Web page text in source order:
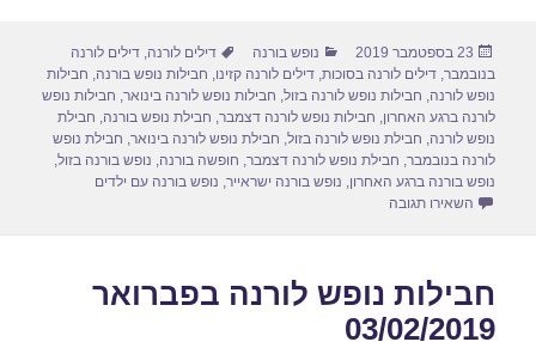
e
b
o
o
k
o
d
o
n
e
פורסם
בתאריך
23 בספטמבר 2019 קטגוריות
נופש בורנה תגיות
דילים לורנה,דילים לורנה
בנובמבר,דילים לורנה בסוכות,דילים לורנה קזינו, חבילות נופש בורנה, חבילות
נופש לורנה, חבילות נופש לורנה בזול, חבילות נופש לורנה בינואר, חבילות נופש
לורנה ברגע האחרון, חבילות נופש לורנה דצמבר, חבילת נופש בורנה, חבילת
נופש לורנה, חבילת נופש לורנה בזול, חבילת נופש לורנה בינואר, חבילת נופש
לורנה בנובמבר, חבילת נופש לורנה דצמבר, חופשה בורנה, נופש בורנה בזול,
נופש בורנה ברגע האחרון, נופש בורנה ישראייר, נופש בורנה עם ילדים
השאירו תגובה
חבילות נופש לורנה בפברואר
03/02/2019